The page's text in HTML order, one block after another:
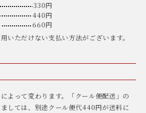
330円
440円
660円
いただけない支払い方法がございます。
よって変わります。「クール便配送」の
しては、別途クール便代440円が送料に